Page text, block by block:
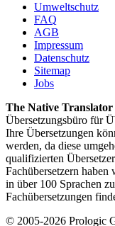
Umweltschutz
FAQ
AGB
Impressum
Datenschutz
Sitemap
Jobs
The Native Translator
Übersetzungsbüro für
Ihre Übersetzungen
werden, da diese
qualifizierten
Fachübersetzern
in über 100 Sprachen
Fachübersetzungen
© 2005-2026 Prologic